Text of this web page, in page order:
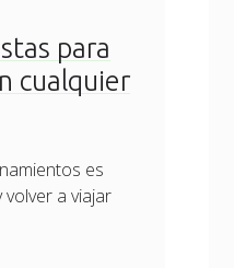
para
cualquier
es
a viajar